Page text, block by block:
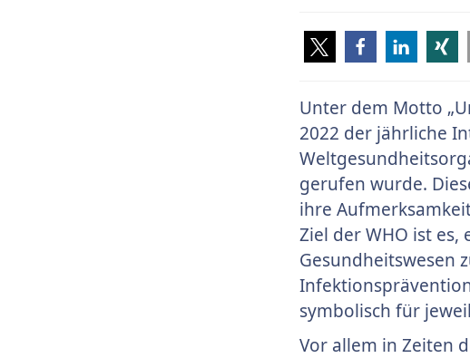
Unter dem Motto
2022 der jährliche
gerufen wurde.
ihre
Ziel der WHO ist
Gesundheitswesen
symbolisch für
Vor allem in Zeiten